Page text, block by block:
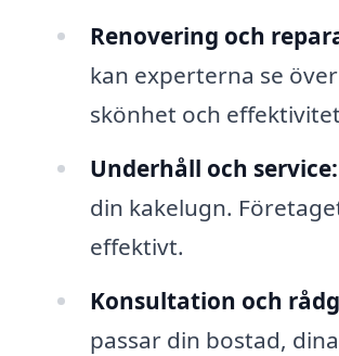
Renovering och
kan experterna se
skönhet och
Underhåll och service:
din kakelugn.
effektivt.
Konsultation och
passar din bostad,